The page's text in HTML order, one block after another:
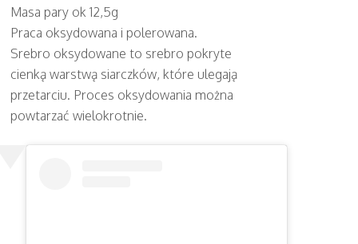
Masa pary ok 12,5g
Praca oksydowana i polerowana.
Srebro oksydowane to srebro pokryte
cienką warstwą siarczków, które ulegają
przetarciu. Proces oksydowania można
powtarzać wielokrotnie.